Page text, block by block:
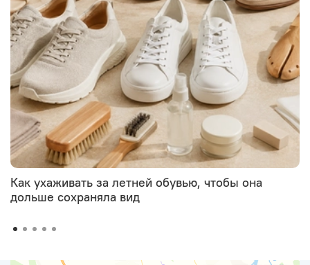
Как ухаживать за летней обувью, чтобы она
дольше сохраняла вид